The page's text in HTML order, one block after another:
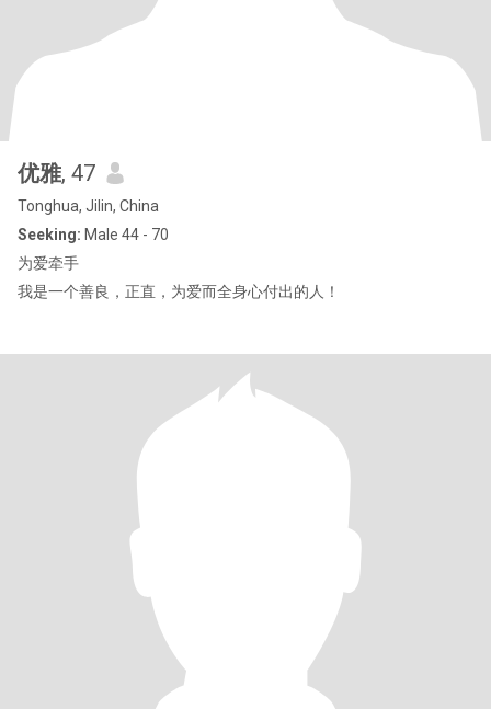
优雅, 47
Tonghua, Jilin, China
Seeking: Male 44 - 70
为爱牵手
我是一个善良，正直，为爱而全身心付出的人！